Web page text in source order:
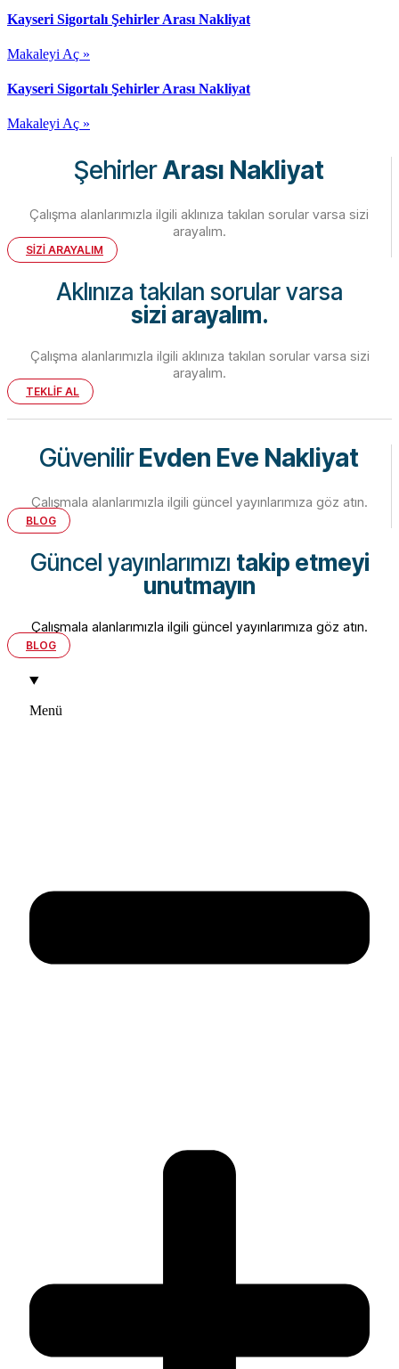
Kayseri Sigortalı Şehirler Arası Nakliyat
Makaleyi Aç »
Kayseri Sigortalı Şehirler Arası Nakliyat
Makaleyi Aç »
ŞehirlerArası Nakliyat
Çalışma alanlarımızla ilgili aklınıza takılan sorular varsa sizi
arayalım.
SİZİ ARAYALIM
Aklınıza takılan sorular varsa
sizi arayalım.
Çalışma alanlarımızla ilgili aklınıza takılan sorular varsa sizi
arayalım.
TEKLİF AL
GüvenilirEvden Eve Nakliyat
Çalışmala alanlarımızla ilgili güncel yayınlarımıza göz atın.
BLOG
Güncel yayınlarımızı takip etmeyi
unutmayın
Çalışmala alanlarımızla ilgili güncel yayınlarımıza göz atın.
BLOG
Menü